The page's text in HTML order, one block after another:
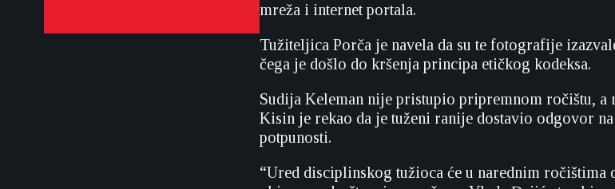
mreža i internet portala.
Tužiteljica Porča je navela da su te fotografije
čega je došlo do kršenja principa etičkog kodeksa.
Sudija Keleman nije pristupio pripremnom ročištu, a
Kisin je rekao da je tuženi ranije dostavio odgovor
potpunosti.
“Ured disciplinskog tužioca će u narednim ročištima